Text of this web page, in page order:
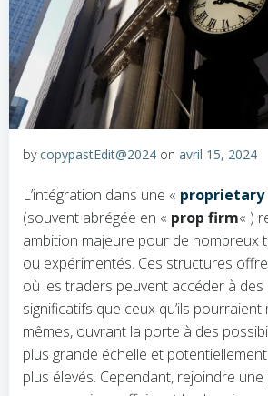
bycopypastEdit@2024 on avril 15, 2024
L’intégration dans une «
(souvent abrégée en « prop firm« )
ambition majeure pour de nombreux
ou expérimentés. Ces structures
où les traders peuvent accéder à des
significatifs que ceux qu’ils
mêmes, ouvrant la porte à des
plus grande échelle et
plus élevés. Cependant, rejoindre une